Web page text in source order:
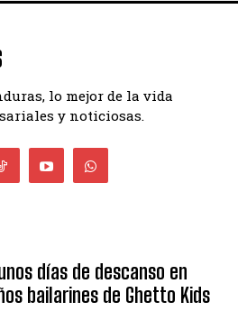
lo mejor de la vida
y noticiosas.
días de descanso en
bailarines de Ghetto Kids